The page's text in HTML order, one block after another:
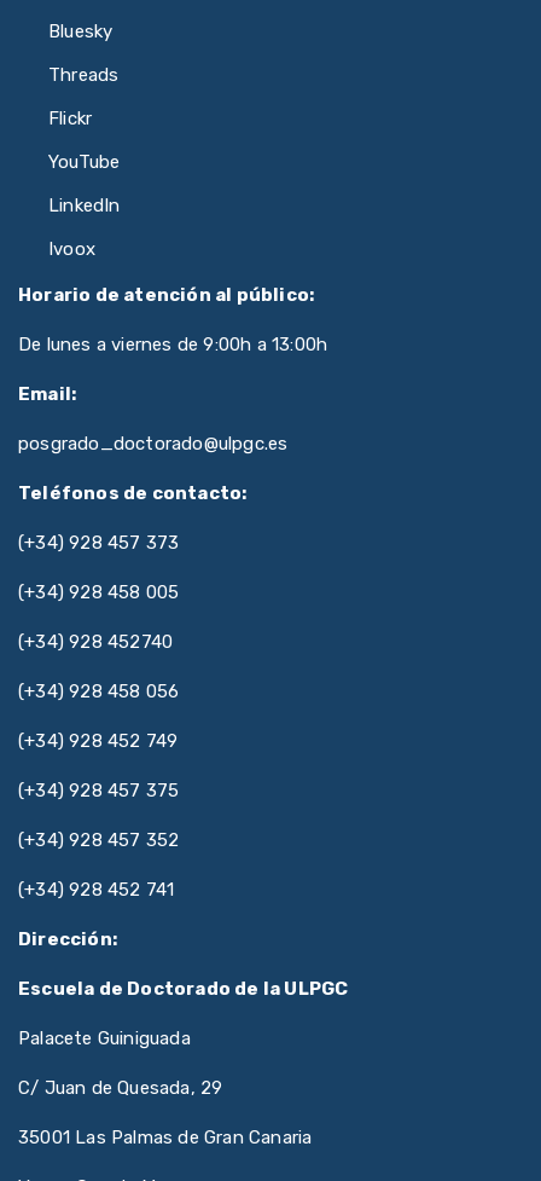
Bluesky
Threads
Flickr
YouTube
LinkedIn
Ivoox
Horario de atención al público:
De lunes a viernes de 9:00h a 13:00h
Email:
posgrado_doctorado@ulpgc.es
Teléfonos de contacto:
(+34) 928 457 373
(+34) 928 458 005
(+34) 928 452740
(+34) 928 458 056
(+34) 928 452 749
(+34) 928 457 375
(+34) 928 457 352
(+34) 928 452 741
Dirección:
Escuela de Doctorado de la ULPGC
Palacete Guiniguada
C/ Juan de Quesada, 29
35001 Las Palmas de Gran Canaria